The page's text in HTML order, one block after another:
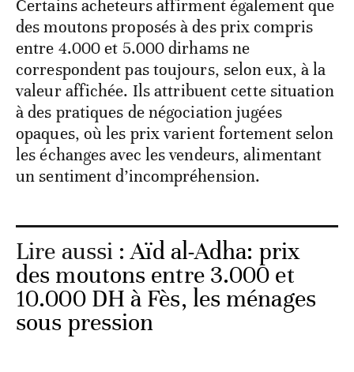
Certains acheteurs affirment également que
des moutons proposés à des prix compris
entre 4.000 et 5.000 dirhams ne
correspondent pas toujours, selon eux, à la
valeur affichée. Ils attribuent cette situation
à des pratiques de négociation jugées
opaques, où les prix varient fortement selon
les échanges avec les vendeurs, alimentant
un sentiment d’incompréhension.
Lire aussi :Aïd al-Adha: prix
des moutons entre 3.000 et
10.000 DH à Fès, les ménages
sous pression